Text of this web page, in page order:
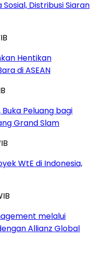
Distribusi Siaran
Hentikan
di ASEAN
Buka Peluang bagi
Grand Slam
WtE di Indonesia,
melalui
Allianz Global